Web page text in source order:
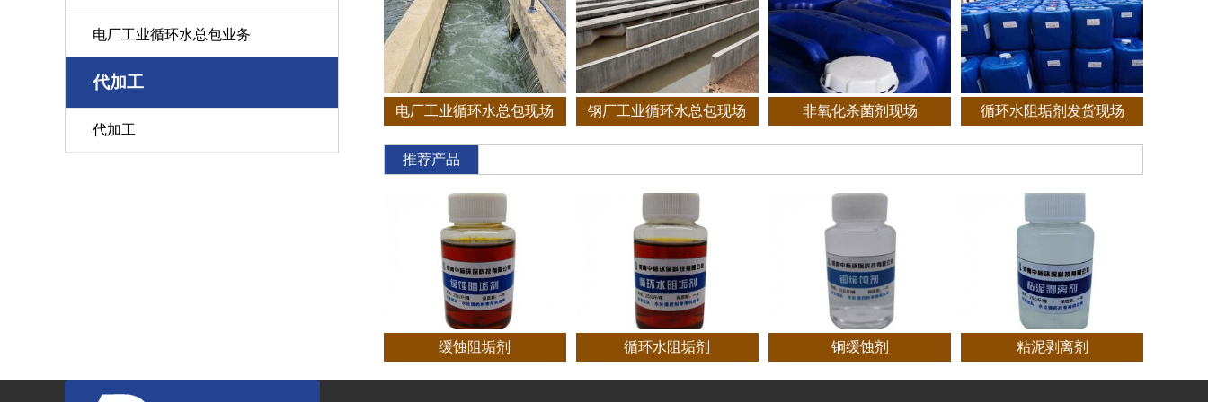
电厂工业循环水总包业务
代加工
代加工
电厂工业循环水总包现场 钢厂工业循环水总包现场 非氧化杀菌剂现场 循环水阻垢剂发货现场
推荐产品
缓蚀阻垢剂 循环水阻垢剂 铜缓蚀剂 粘泥剥离剂